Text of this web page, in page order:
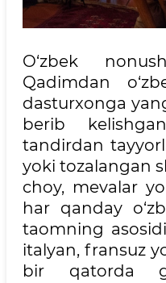
O‘zbek
Qadimdan
dasturxonga
berib
tandirdan
yoki tozalangan
choy, mevalar
har qanday
taomning
italyan, fransuz
bir qatorda